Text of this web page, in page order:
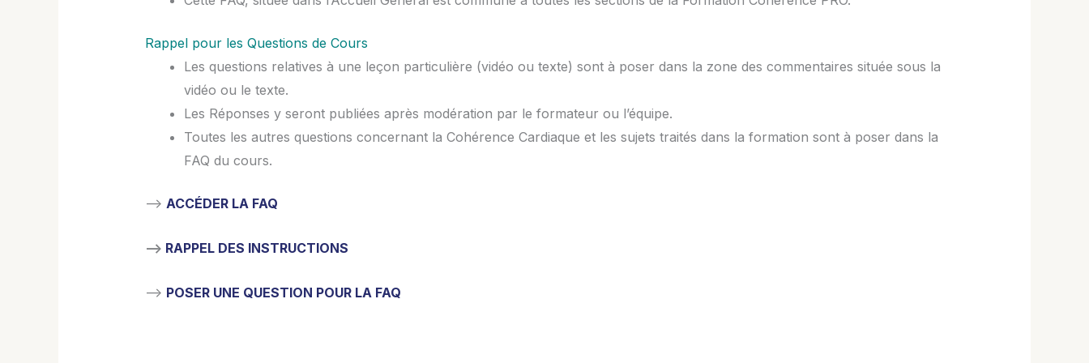
Rappel pour les Questions de Cours
Les questions relatives à une leçon particulière (vidéo ou texte) sont à poser dans la zone des commentaires située sous la
vidéo ou le texte.
Les Réponses y seront publiées après modération par le formateur ou l’équipe.
Toutes les autres questions concernant la Cohérence Cardiaque et les sujets traités dans la formation sont à poser dans la
FAQ du cours.
–> ACCÉDER LA FAQ
–> RAPPEL DES INSTRUCTIONS
–> POSER UNE QUESTION POUR LA FAQ